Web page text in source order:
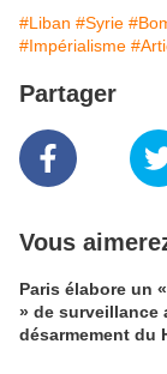
#Liban #Syrie
#Impérialisme
Partager
Vous
Paris élabore un
» de surveillance
désarmement du